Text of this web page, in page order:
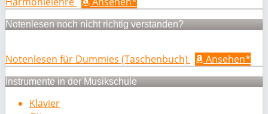
Notenlesen noch nicht richtig verstanden?
Notenlesen für Dummies (Taschenbuch) Ansehen*
Instrumente in der Musikschule
Klavier